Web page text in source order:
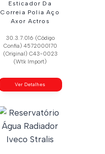
Esticador Da
Correia Polia Aço
Axor Actros
30.3.7.016 (Código
Confia) 4572000170
(Original) C43-0023
(Wtk Import)
Ver Detalhes